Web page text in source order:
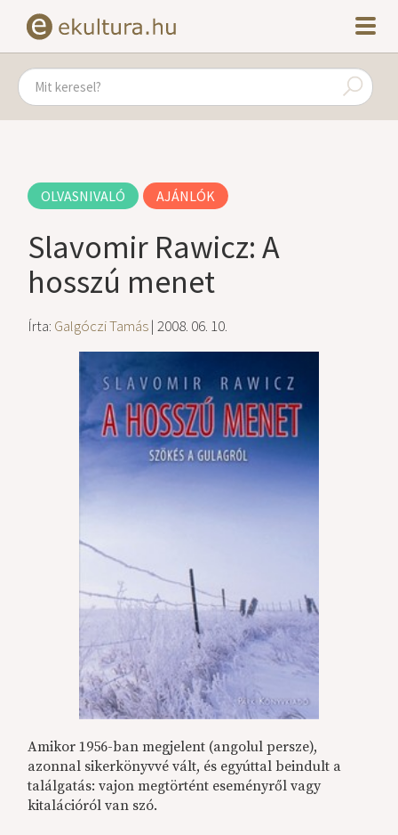
OLVASNIVALÓ AJÁNLÓK
Slavomir Rawicz: A
hosszú menet
Írta: Galgóczi Tamás| 2008. 06. 10.
Amikor 1956-ban megjelent (angolul persze),
azonnal sikerkönyvvé vált, és egyúttal beindult a
találgatás: vajon megtörtént eseményről vagy
kitalációról van szó.